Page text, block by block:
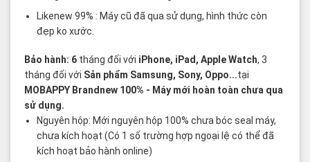
Likenew 99% : Máy cũ đã qua sử dụng, hình thức còn
đẹp ko xước.
Bảo hành: 6 tháng đối với iPhone, iPad, Apple Watch, 3
tháng đối với Sản phẩm Samsung, Sony, Oppo...tại
MOBAPPY Brandnew 100% - Máy mới hoàn toàn chưa qua
sử dụng.
Nguyên hộp: Mới nguyên hộp 100% chưa bóc seal máy,
chưa kích hoạt (Có 1 số trường hợp ngoại lệ có thể đã
kích hoạt bảo hành online)